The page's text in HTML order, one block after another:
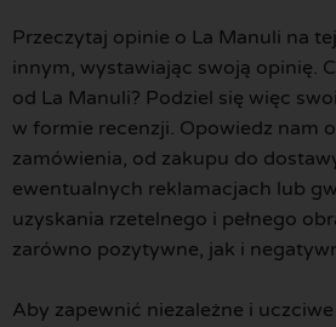
Przeczytaj opinie o La Manuli na
innym, wystawiając swoją opinię.
od La Manuli? Podziel się więc
w formie recenzji. Opowiedz nam
zamówienia, od zakupu do
ewentualnych reklamacjach lub
uzyskania rzetelnego i pełnego
zarówno pozytywne, jak i
Aby zapewnić niezależne i